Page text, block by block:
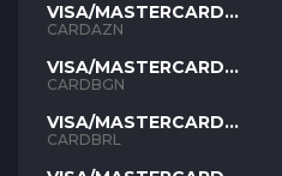
VISA/MASTERCARD
AZN
CARDAZN
VISA/MASTERCARD
BGN
CARDBGN
VISA/MASTERCARD
BRL
CARDBRL